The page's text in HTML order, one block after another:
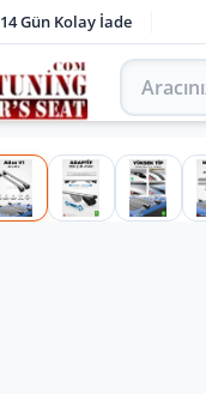
14 Gün Kolay İade
Aracınız